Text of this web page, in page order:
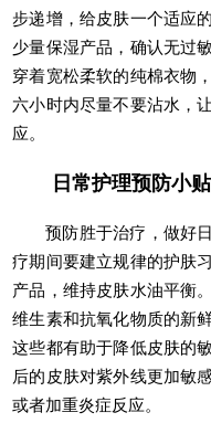
步递增，给皮肤一个适应
少量保湿产品，确认无过
穿着宽松柔软的纯棉衣物
六小时内尽量不要沾水，
应。
日常护理预防小
预防胜于治疗，做好
疗期间要建立规律的护肤
产品，维持皮肤水油平衡
维生素和抗氧化物质的新
这些都有助于降低皮肤的
后的皮肤对紫外线更加敏
或者加重炎症反应。